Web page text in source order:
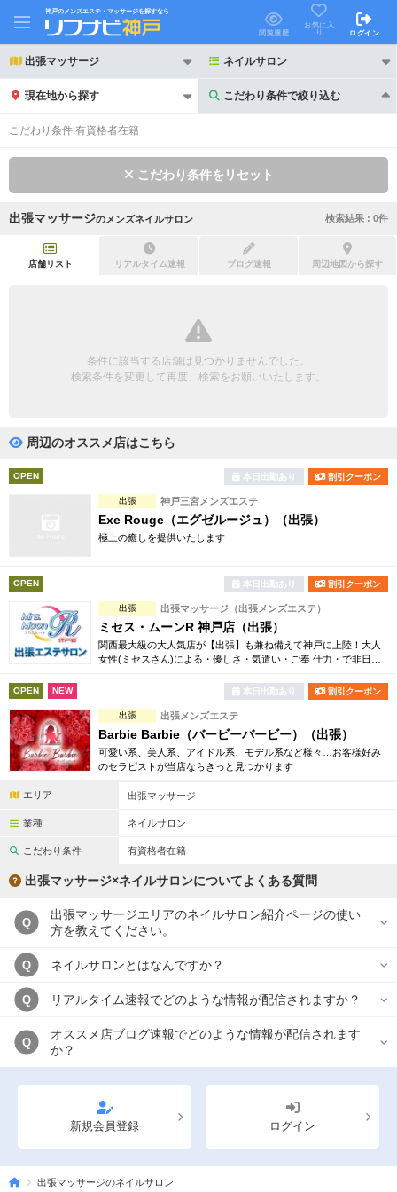
神戸のメンズエステ・マッサージを探すなら
閲覧履歴
お気に入
り
ログイン
出張マッサージ ネイルサロン
現在地から探す こだわり条件で絞り込む
こだわり条件で絞り込む
初回割引あり リピーター割引あり
団体様歓迎
ペアルームあり
フットバスあり 岩盤浴あり
専用駐車場あり 有資格者在籍
日本人スタッフのみ
スタッフ指名可 Ｗセラピスト
駅から徒歩5分以内
こだわり条件を変更
こだわり条件:有資格者在籍
こだわり条件をリセット
出張マッサージの メンズネイルサロン 検索結果 : 0件
店舗リスト リアルタイム速報 ブログ速報 周辺地図から探す
条件に該当する店舗は見つかりませんでした。
検索条件を変更して再度、検索をお願いいたします。
周辺のオススメ店はこちら
OPEN 本日出勤あり 割引クーポン
出張 神戸三宮メンズエステ
Exe Rouge（エグゼルージュ）（出張）
極上の癒しを提供いたします
OPEN 本日出勤あり 割引クーポン
出張 出張マッサージ（出張メンズエステ）
ミセス・ムーンR 神戸店（出張）
関西最大級の大人気店が【出張】も兼ね備えて神戸に上陸！大人
女性(ミセスさん)による・優しさ・気遣い・ご奉 仕力・で非日常
OPEN NEW 本日出勤あり 割引クーポン
出張 出張メンズエステ
Barbie Barbie（バービーバービー）（出張）
可愛い系、美人系、アイドル系、モデル系など様々…お客様好み
のセラピストが当店ならきっと見つかります
エリア 出張マッサージ
業種 ネイルサロン
こだわり条件 有資格者在籍
出張マッサージ×ネイルサロンについてよくある質問
Q
出張マッサージエリアのネイルサロン紹介ページの使い
方を教えてください。
Q ネイルサロンとはなんですか？
Q リアルタイム速報でどのような情報が配信されますか？
Q
オススメ店ブログ速報でどのような情報が配信されます
か？
新規会員登録 ログイン
出張マッサージのネイルサロン